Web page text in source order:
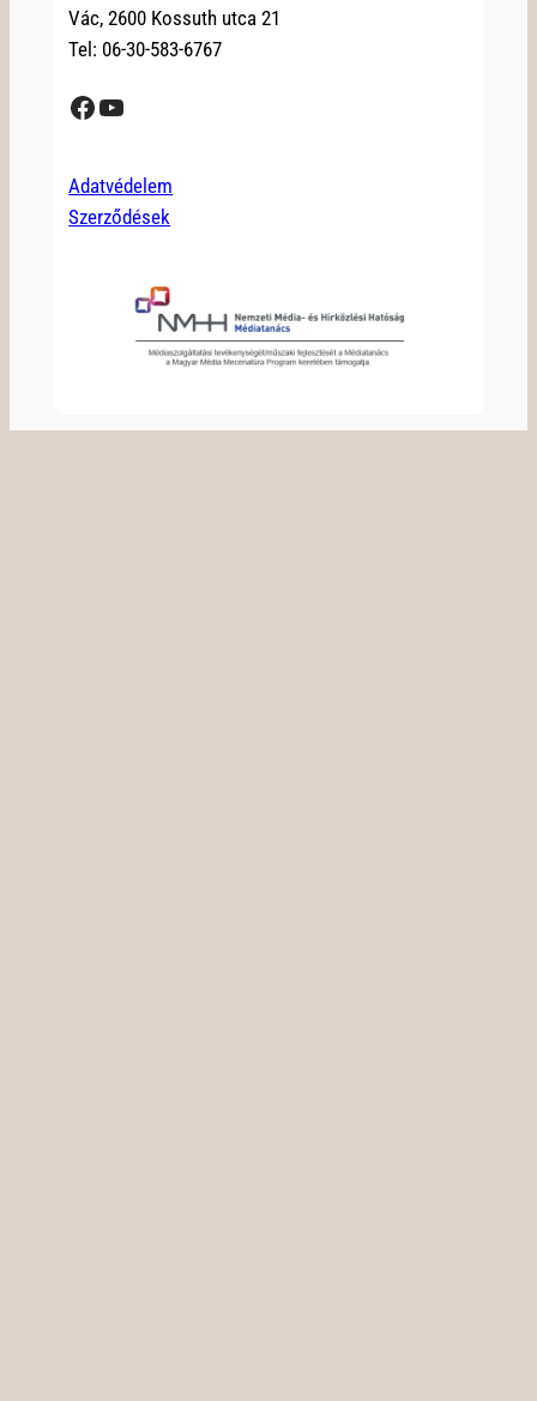
Vác, 2600 Kossuth utca 21
Tel: 06-30-583-6767
Facebook YouTube
Adatvédelem
Szerződések